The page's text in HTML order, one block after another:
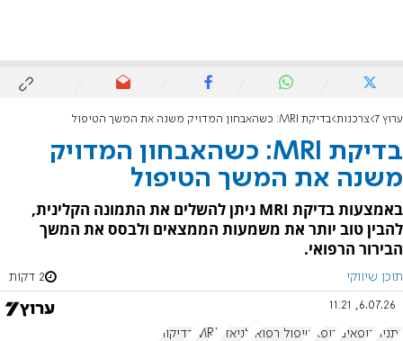
ערוץ 7 צרכנות בדיקת MRI: כשהאבחון המדויק משנה את המשך הטיפול
בדיקת MRI: כשהאבחון המדויק
משנה את המשך הטיפול
באמצעות בדיקת MRI ניתן להשלים את התמונה הקלינית,
להבין טוב יותר את משמעות הממצאים ולבסס את המשך
הבירור הרפואי.
תוכן שיווקי 2 דקות
6.07.26, 11:21
נתניה רופאים רופא טיפול רפואי לניאדו MRI בדיקות